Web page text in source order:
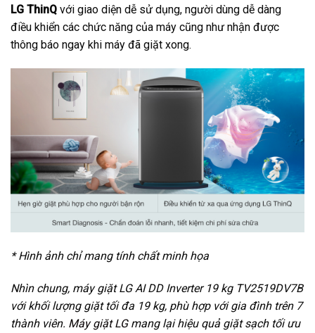
LG ThinQ với giao diện dễ sử dụng, người dùng dễ dàng
điều khiển các chức năng của máy cũng như nhận được
thông báo ngay khi máy đã giặt xong.
* Hình ảnh chỉ mang tính chất minh họa
Nhìn chung, máy giặt LG AI DD Inverter 19 kg TV2519DV7B​
với khối lượng giặt tối đa 19 kg, phù hợp với gia đình trên 7
thành viên. Máy giặt LGmang lại hiệu quả giặt sạch tối ưu